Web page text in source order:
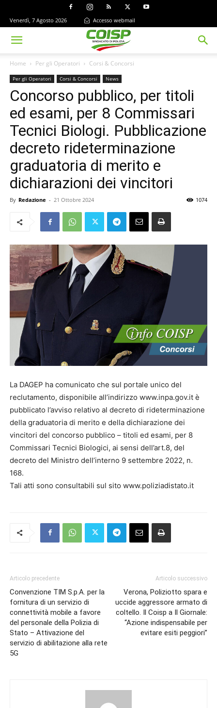
Venerdì, 7 Agosto 2026 Accesso webmail
Home Per gli Operatori Corsi & Concorsi
Per gli Operatori Corsi & Concorsi News
Concorso pubblico, per titoli
ed esami, per 8 Commissari
Tecnici Biologi. Pubblicazione
decreto rideterminazione
graduatoria di merito e
dichiarazioni dei vincitori
By Redazione - 21 Ottobre 2024 1074
La DAGEP ha comunicato che sul portale unico del
reclutamento, disponibile all’indirizzo www.inpa.gov.it è
pubblicato l’avviso relativo al decreto di rideterminazione
della graduatoria di merito e della dichiarazione dei
vincitori del concorso pubblico – titoli ed esami, per 8
Commissari Tecnici Biologici, ai sensi dell’art.8, del
decreto del Ministro dell’interno 9 settembre 2022, n.
168.
Tali atti sono consultabili sul sito www.poliziadistato.it
Articolo precedente
Convenzione TIM S.p.A. per la
fornitura di un servizio di
connettività mobile a favore
del personale della Polizia di
Stato – Attivazione del
servizio di abilitazione alla rete
5G
Articolo successivo
Verona, Poliziotto spara e
uccide aggressore armato di
coltello. Il Coisp a Il Giornale:
“Azione indispensabile per
evitare esiti peggiori”